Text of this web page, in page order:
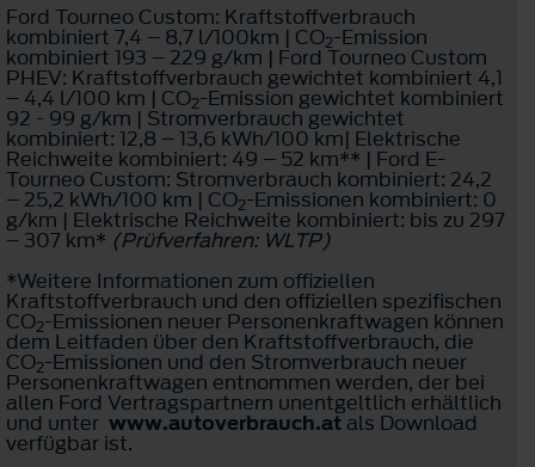
Ford Tourneo Custom: Kraftstoffverbrauch
kombiniert 7,4 – 8,7 l/100km | CO2-Emission
kombiniert 193 – 229 g/km | Ford Tourneo Custom
PHEV: Kraftstoffverbrauch gewichtet kombiniert 4,1
– 4,4 l/100 km | CO2-Emission gewichtet kombiniert
92 - 99 g/km | Stromverbrauch gewichtet
kombiniert: 12,8 – 13,6 kWh/100 km| Elektrische
Reichweite kombiniert: 49 – 52 km** | Ford E-
Tourneo Custom: Stromverbrauch kombiniert: 24,2
– 25,2 kWh/100 km | CO2-Emissionen kombiniert: 0
g/km | Elektrische Reichweite kombiniert: bis zu 297
– 307 km* (Prüfverfahren: WLTP)
*Weitere Informationen zum offiziellen
Kraftstoffverbrauch und den offiziellen spezifischen
CO2-Emissionen neuer Personenkraftwagen können
dem Leitfaden über den Kraftstoffverbrauch, die
CO2-Emissionen und den Stromverbrauch neuer
Personenkraftwagen entnommen werden, der bei
allen Ford Vertragspartnern unentgeltlich erhältlich
und unter www.autoverbrauch.atals Download
verfügbar ist.